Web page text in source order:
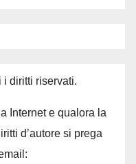
diritti riservati.
Internet e qualora la
d’autore si prega